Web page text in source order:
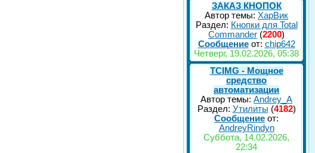
ЗАКАЗ КНОПОК
Автор темы: ХарВик
Раздел: Кнопки для Total
Commander (2200)
Сообщениеот: chip642
Четверг, 19.02.2026, 05:38
TCIMG - Мощное
средство
автоматизации
Автор темы: Andrey_A
Раздел: Утилиты (4182)
Сообщение от:
AndreyRindyn
Суббота, 14.02.2026,
22:34